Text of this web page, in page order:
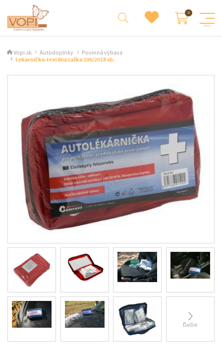
Vopi.sk Autodoplnky
Povinná výbava
Lekarnička-textilna taška 206/2018 sb.
Ďalšie